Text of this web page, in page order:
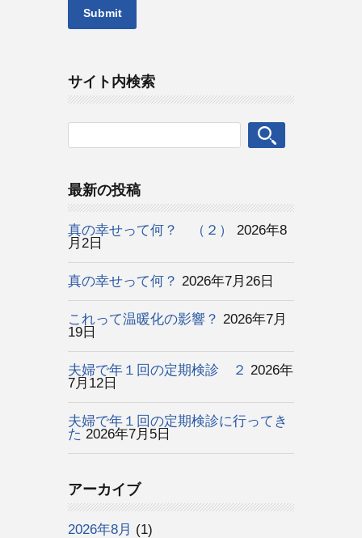
サイト内検索
最新の投稿
真の幸せって何？ （２）
2026年8
月2日
真の幸せって何？ 2026年7月26日
これって温暖化の影響？ 2026年7月
19日
夫婦で年１回の定期検診 ２ 2026年
7月12日
夫婦で年１回の定期検診に行ってき
た 2026年7月5日
アーカイブ
2026年8月 (1)